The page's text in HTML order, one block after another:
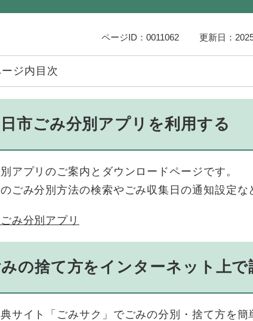
ページID：0011062 更新日：
ジ内目次
市ごみ分別アプリを利用する
アプリのご案内とダウンロードページです。
ごみ分別方法の検索やごみ収集日の通知設定な
み分別アプリ
の捨て方をインターネット上で
サイト「ごみサク」でごみの分別・捨て方を簡